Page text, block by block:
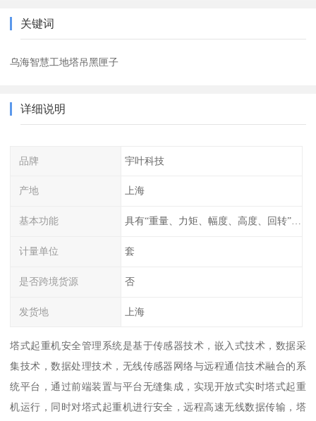
关键词
乌海智慧工地塔吊黑匣子
详细说明
品牌 宇叶科技
产地 上海
基本功能 具有“重量、力矩、幅度、高度、回转”等参数的显示、记录、报警功
计量单位 套
是否跨境货源 否
发货地 上海
塔式起重机安全管理系统是基于传感器技术，嵌入式技术，数据采
集技术，数据处理技术，无线传感器网络与远程通信技术融合的系
统平台，通过前端装置与平台无缝集成，实现开放式实时塔式起重
机运行，同时对塔式起重机进行安全，远程高速无线数据传输，塔